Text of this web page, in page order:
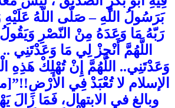
بَرَسُولُ اللّهِ – صَلّى اللّهُ
رَبّهُ مَا وَعَدَهُ مِنْ النّصْرِ
اللَّهُمَّ أَنْجِزْ لِي مَا وَعَدْتَنِي
وَعَدْتَنِي.. اللَّهُمَّ إِنْ تُهْلِكْ هَذِهِ
الإسلام لا تُعْبَدْ فِي الأرْضِ!!”[مسلم
وبالغ في الابتهال، فَمَا زَالَ